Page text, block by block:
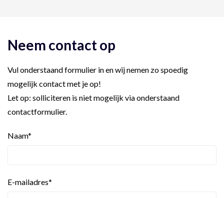
Neem contact op
Vul onderstaand formulier in en wij nemen zo spoedig
mogelijk contact met je op!
Let op: solliciteren is niet mogelijk via onderstaand
contactformulier.
Naam*
E-mailadres*